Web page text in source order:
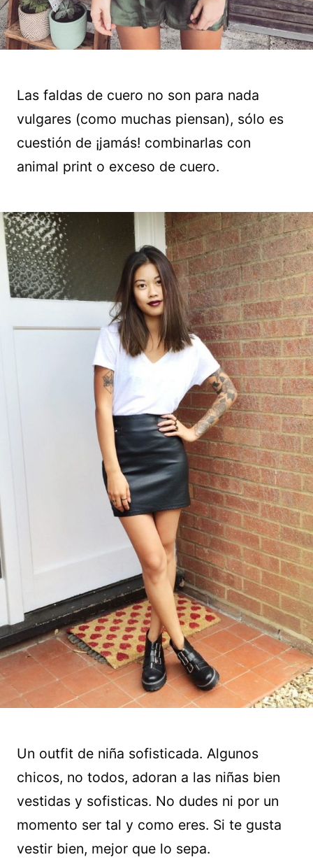
Las faldas de cuero no son para nada
vulgares (como muchas piensan), sólo es
cuestión de ¡jamás! combinarlas con
animal print o exceso de cuero.
Un outfit de niña sofisticada. Algunos
chicos, no todos, adoran a las niñas bien
vestidas y sofisticas. No dudes ni por un
momento ser tal y como eres. Si te gusta
vestir bien, mejor que lo sepa.